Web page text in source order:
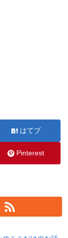
はてブ
Pinterest